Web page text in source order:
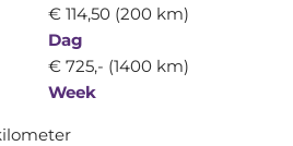
Dag
€ 114,50 (200 km)
Week
€ 725,- (1400 km)